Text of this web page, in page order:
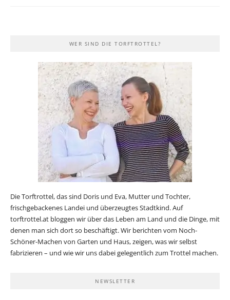
WER SIND DIE TORFTROTTEL?
Die Torftrottel, das sind Doris und Eva, Mutter und Tochter,
frischgebackenes Landei und überzeugtes Stadtkind. Auf
torftrottel.at bloggen wir über das Leben am Land und die Dinge, mit
denen man sich dort so beschäftigt. Wir berichten vom Noch-
Schöner-Machen von Garten und Haus, zeigen, was wir selbst
fabrizieren – und wie wir uns dabei gelegentlich zum Trottel machen.
NEWSLETTER